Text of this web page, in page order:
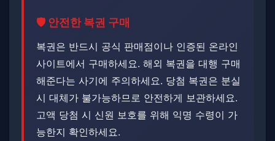
🛡️ 안전한 복권 구매
복권은 반드시 공식 판매점이나 인증된 온라인
사이트에서 구매하세요. 해외 복권을 대행 구매
해준다는 사기에 주의하세요. ​당첨 복권은 분실
시 대체가 불가능하므로 안전하게 보관하세요.
고액 당첨 시 신원 보호를 위해 익명 수령이 가
능한지 확인하세요.